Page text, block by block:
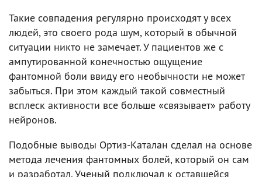
Такие совпадения регулярно происходят у всех
людей, это своего рода шум, который в обычной
ситуации никто не замечает. У пациентов же с
ампутированной конечностью ощущение
фантомной боли ввиду его необычности не может
забыться. При этом каждый такой совместный
всплеск активности все больше «связывает» работу
нейронов.
Подобные выводы Ортиз-Каталан сделал на основе
метода лечения фантомных болей, который он сам
и разработал. Ученый подключал к оставшейся